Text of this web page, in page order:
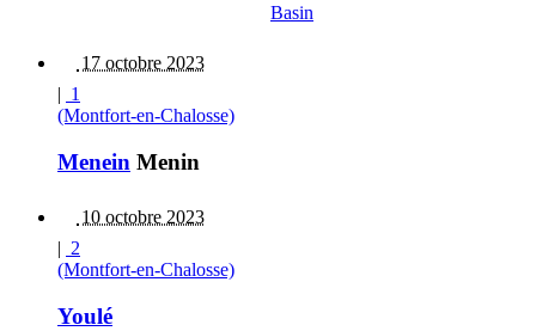
Basin
17 octobre 2023
| 1
(Montfort-en-Chalosse)
Menein Menin
10 octobre 2023
| 2
(Montfort-en-Chalosse)
Youlé